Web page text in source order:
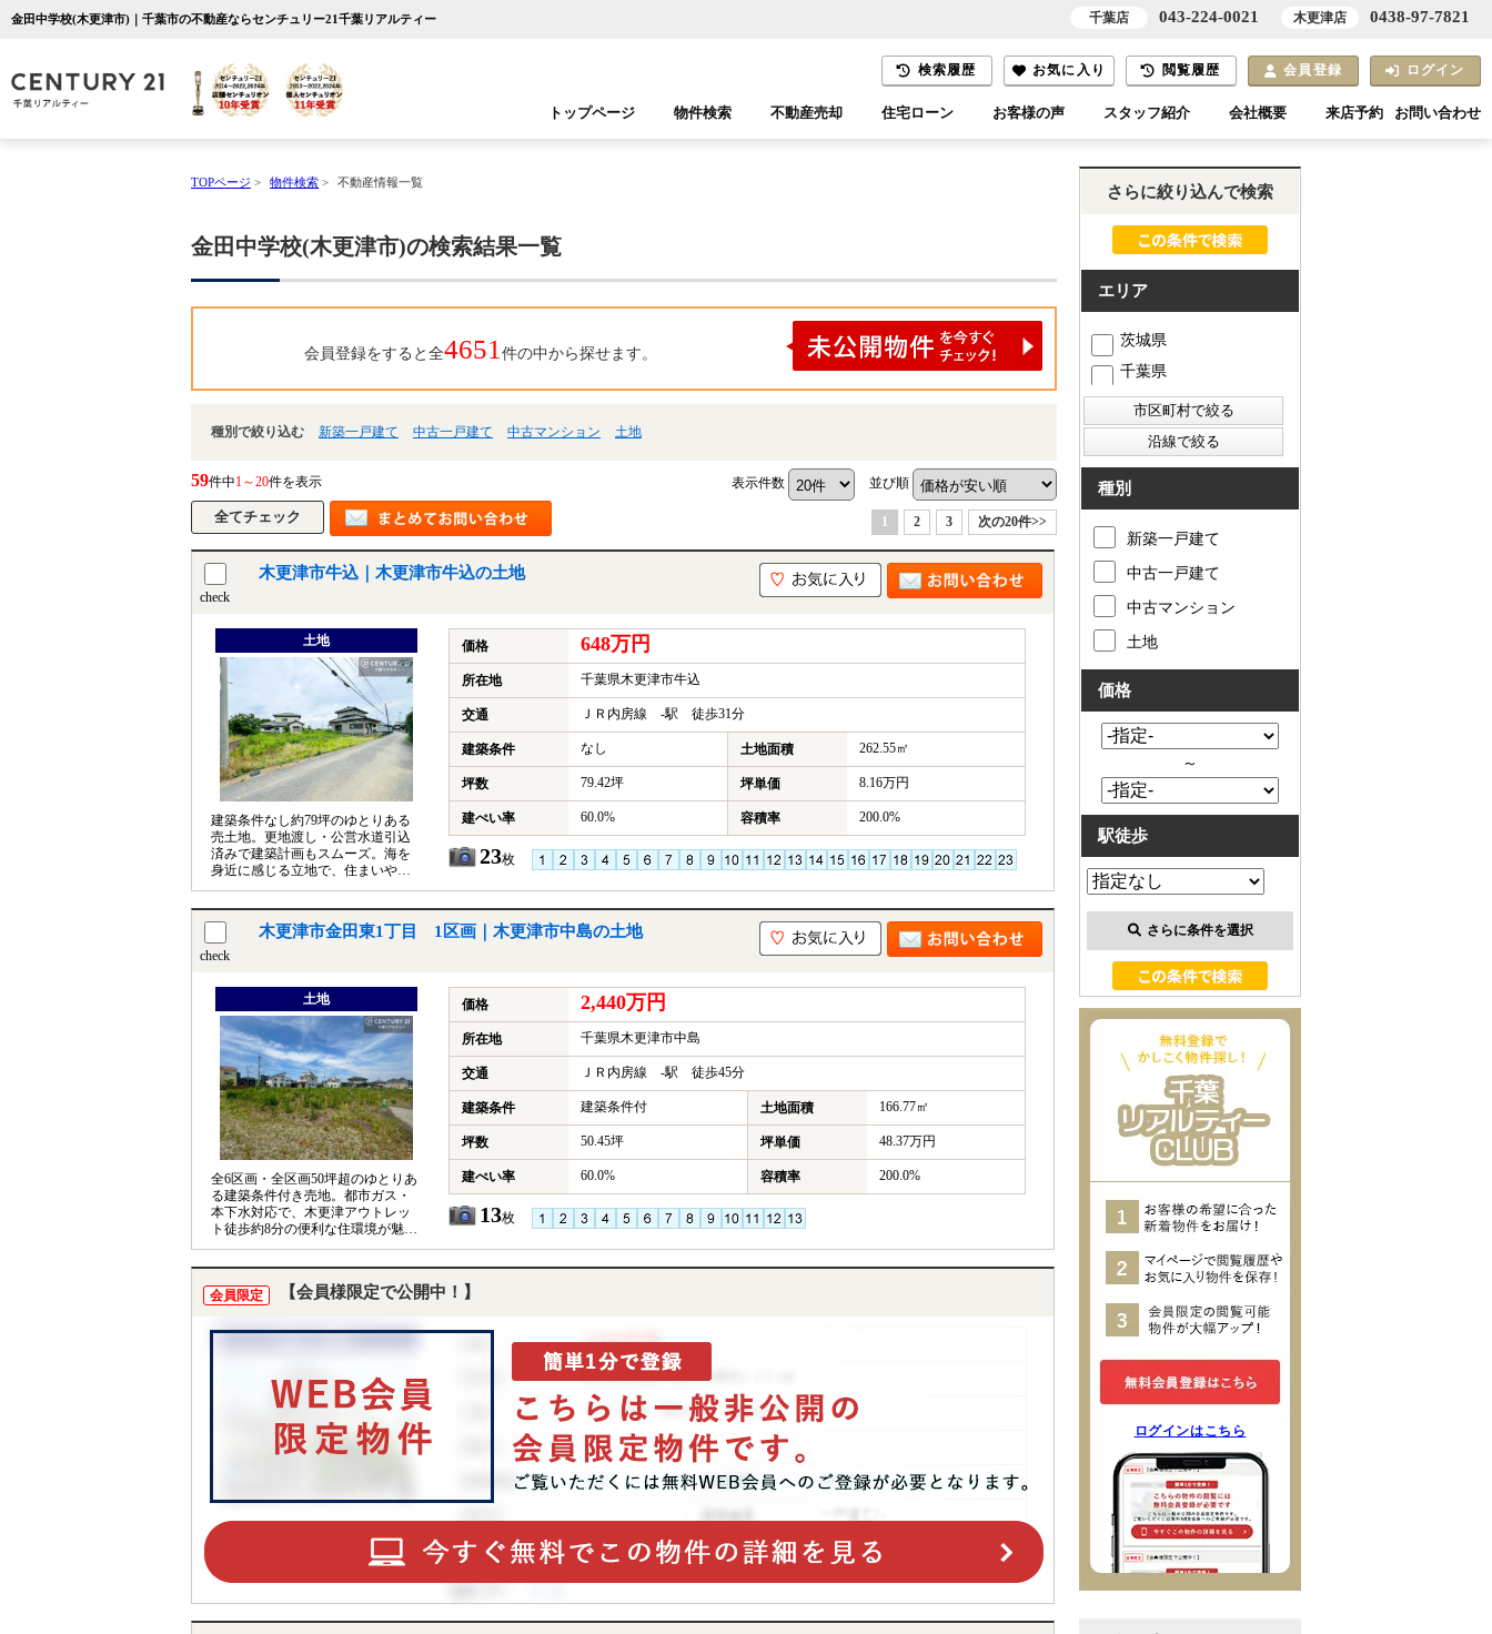
金田中学校(木更津市)｜千葉市の不動産ならセンチュリー21千葉リアルティー
検索履歴 お気に入り 閲覧履歴 会員登録 ログイン
トップページ 物件検索 不動産売却 住宅ローン お客様の声 スタッフ紹介 会社概要 来店予約 お問い合わせ
TOPページ > 物件検索 > 不動産情報一覧
金田中学校(木更津市)の検索結果一覧
会員登録をすると全4651 件の中から探せます。
種別で絞り込む 新築一戸建て 中古一戸建て 中古マンション 土地
59件中1～20件を表示 表示件数 並び順
1 2 3 次の20件>>
check
木更津市牛込｜木更津市牛込の土地
土地
建築条件なし約79坪のゆとりある
売土地。更地渡し・公営水道引込
済みで建築計画もスムーズ。海を
身近に感じる立地で、住まいやセ
カンドハウス、民泊用地にもおす
価格 648万円
所在地 千葉県木更津市牛込
交通 ＪＲ内房線 -駅 徒歩31分
建築条件 なし 土地面積 262.55㎡
坪数 79.42坪 坪単価 8.16万円
建ぺい率 60.0% 容積率 200.0%
23枚
check
木更津市金田東1丁目 1区画｜木更津市中島の土地
土地
全6区画・全区画50坪超のゆとりあ
る建築条件付き売地。都市ガス・
本下水対応で、木更津アウトレッ
ト徒歩約8分の便利な住環境が魅力
です。
価格 2,440万円
所在地 千葉県木更津市中島
交通 ＪＲ内房線 -駅 徒歩45分
建築条件 建築条件付 土地面積 166.77㎡
坪数 50.45坪 坪単価 48.37万円
建ぺい率 60.0% 容積率 200.0%
13枚
会員限定 【会員様限定で公開中！】
さらに絞り込んで検索
エリア
茨城県
千葉県
種別
新築一戸建て
中古一戸建て
中古マンション
土地
価格
～
駅徒歩
さらに条件を選択
ログインはこちら
千葉店 043-224-0021 木更津店 0438-97-7821